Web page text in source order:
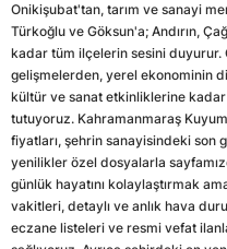
Onikişubat'tan, tarım ve sanayi
Türkoğlu ve Göksun'a; Andırın,
kadar tüm ilçelerin sesini
gelişmelerden, yerel ekonominin
kültür ve sanat etkinliklerine kadar
tutuyoruz. Kahramanmaraş
fiyatları, şehrin sanayisindeki son
yenilikler özel dosyalarla
günlük hayatını kolaylaştırmak
vakitleri, detaylı ve anlık hava
eczane listeleri ve resmi vefat